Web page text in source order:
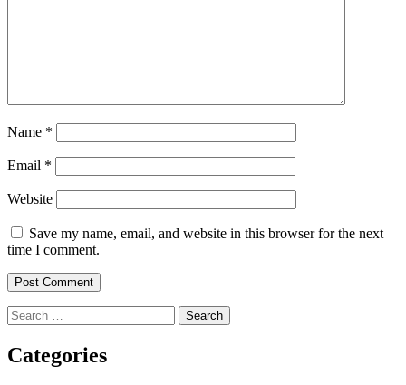
Name *
Email *
Website
Save my name, email, and website in this browser for the next
time I comment.
Search
for:
Categories